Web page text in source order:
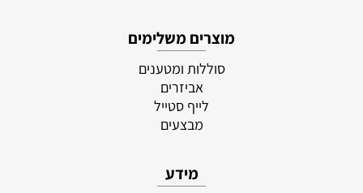
מוצרים משלימים
סוללות ומטענים
אביזרים
לייף סטייל
מבצעים
מידע